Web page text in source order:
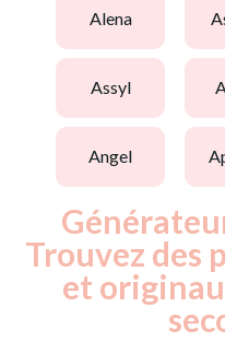
alena
assyl
angel
Trouvez des
et